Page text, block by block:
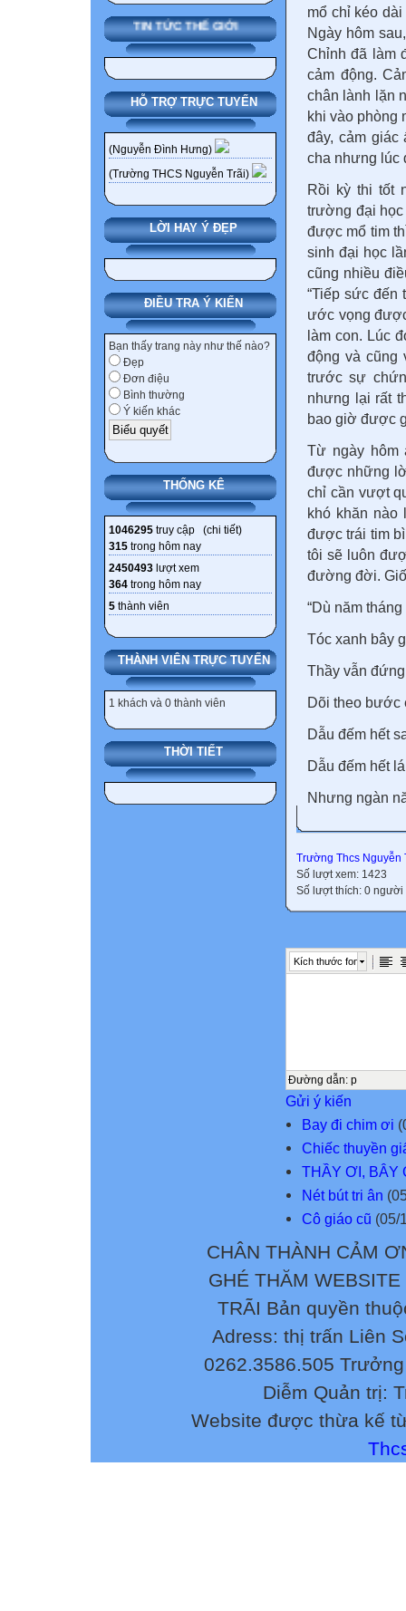
TIN TỨC THẾ GIỚI
HỖ TRỢ TRỰC TUYẾN
(Nguyễn Đình Hưng)
(Trường THCS Nguyễn Trãi)
LỜI HAY Ý ĐẸP
ĐIỀU TRA Ý KIẾN
Bạn thấy trang này như thế nào?
Đẹp
Đơn điệu
Bình thường
Ý kiến khác
THỐNG KÊ
1046295 truy cập (chi tiết)
315 trong hôm nay
2450493 lượt xem
364 trong hôm nay
5 thành viên
THÀNH VIÊN TRỰC TUYẾN
1 khách và 0 thành viên
THỜI TIẾT
mổ chỉ kéo
Ngày hôm
Chỉnh đã làm
cảm động.
chân lành lặn
khi vào phòng
đây, cảm giác
cha nhưng lúc
Rồi kỳ thi tốt
trường đại học
được mổ tim
sinh đại học
cũng nhiều
“Tiếp sức đến
ước vọng
làm con. Lúc
động và cũng
trước sự
nhưng lại rất
bao giờ được
Từ ngày hôm
được những
chỉ cần vượt
khó khăn nào
được trái tim
tôi sẽ luôn
đường đời.
“Dù năm
Tóc xanh bây
Thầy vẫn
Dõi theo bước
Dẫu đếm hết
Dẫu đếm hết
Nhưng ngàn
Trường Thcs Nguyễn
Số lượt xem: 1423
Số lượt thích: 0 người
Kích thước font
Đường dẫn: p
Gửi ý kiến
Bay đi chim ơi
Chiếc thuyền
THẦY ƠI, BÂY
Nét bút tri ân
Cô giáo cũ (05/
CHÂN THÀNH CẢM
GHÉ THĂM
TRÃI Bản quyền
Adress: thị trấn Liên
0262.3586.505
Diễm Quản trị:
Website được thừa kế